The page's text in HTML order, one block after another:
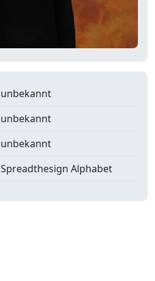
unbekannt
unbekannt
unbekannt
Spreadthesign Alphabet